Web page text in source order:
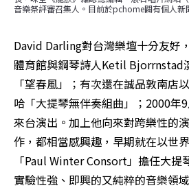
音樂祭評審召集人。目前於pchome闢有個人新
David Darling對台灣樂壇十分友好
體育館與鋼琴詩人Ketil Bjorrnstad
「望春風」；有次還在誠品敦南店
哈「大提琴無伴奏組曲」；2000年
來台演出。加上他向來對跨樂性的
作，都相當感興趣，早期就在以世
「Paul Winter Consort」擔任大提
實驗性強、即興的又純粹的音樂領